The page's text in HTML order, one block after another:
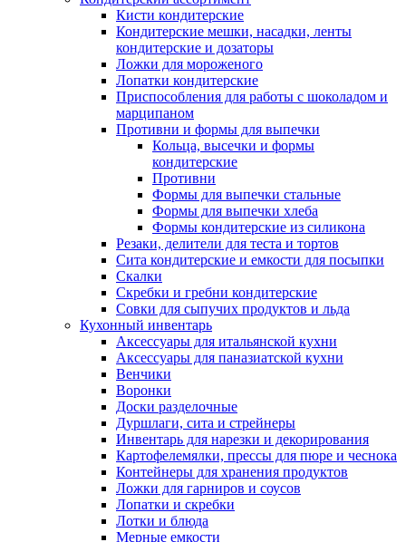
Кисти кондитерские
Кондитерские мешки, насадки, ленты
кондитерские и дозаторы
Ложки для мороженого
Лопатки кондитерские
Приспособления для работы с шоколадом и
марципаном
Противни и формы для выпечки
Кольца, высечки и формы
кондитерские
Противни
Формы для выпечки стальные
Формы для выпечки хлеба
Формы кондитерские из силикона
Резаки, делители для теста и тортов
Сита кондитерские и емкости для посыпки
Скалки
Скребки и гребни кондитерские
Совки для сыпучих продуктов и льда
Кухонный инвентарь
Аксессуары для итальянской кухни
Аксессуары для паназиатской кухни
Венчики
Воронки
Доски разделочные
Дуршлаги, сита и стрейнеры
Инвентарь для нарезки и декорирования
Картофелемялки, прессы для пюре и чеснока
Контейнеры для хранения продуктов
Ложки для гарниров и соусов
Лопатки и скребки
Лотки и блюда
Мерные емкости